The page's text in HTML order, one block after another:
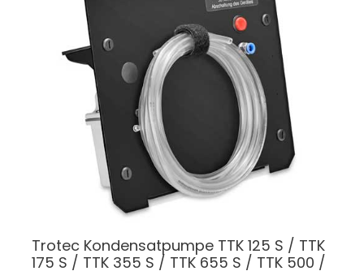
Trotec Kondensatpumpe TTK 125 S / TTK
175 S / TTK 355 S / TTK 655 S / TTK 500 /